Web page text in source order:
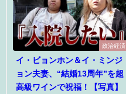
政治経済
イ・ビョンホン＆イ・ミンジ
ョン夫妻、“結婚13周年”を超
高級ワインで祝福！【写真】